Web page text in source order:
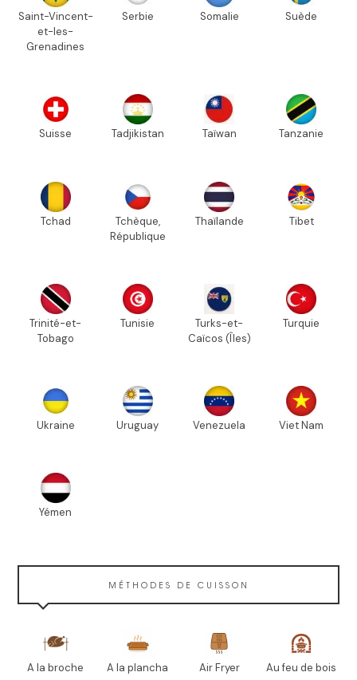
Saint-Vincent-
et-les-
Grenadines
Serbie Somalie Suède
Suisse Tadjikistan Taïwan Tanzanie
Tchad
Tchèque,
République
Thaïlande Tibet
Trinité-et-
Tobago
Tunisie
Turks-et-
Caïcos (Îles)
Turquie
Ukraine Uruguay Venezuela Viet Nam
Yémen
MÉTHODES DE CUISSON
A la broche A la plancha Air Fryer Au feu de bois